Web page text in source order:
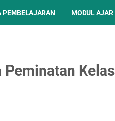
PEMBELAJARAN MODUL AJAR
Kelas